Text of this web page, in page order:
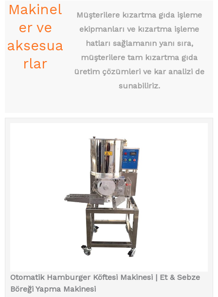
Makinel
er ve
aksesua
rlar
Müşterilere kızartma gıda işleme
ekipmanları ve kızartma işleme
hatları sağlamanın yanı sıra,
müşterilere tam kızartma gıda
üretim çözümleri ve kar analizi de
sunabiliriz.
Otomatik Hamburger Köftesi Makinesi | Et & Sebze
Böreği Yapma Makinesi